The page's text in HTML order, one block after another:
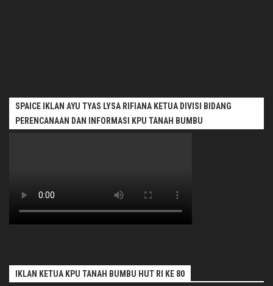
SPAICE IKLAN AYU TYAS LYSA RIFIANA KETUA DIVISI BIDANG
PERENCANAAN DAN INFORMASI KPU TANAH BUMBU
IKLAN KETUA KPU TANAH BUMBU HUT RI KE 80